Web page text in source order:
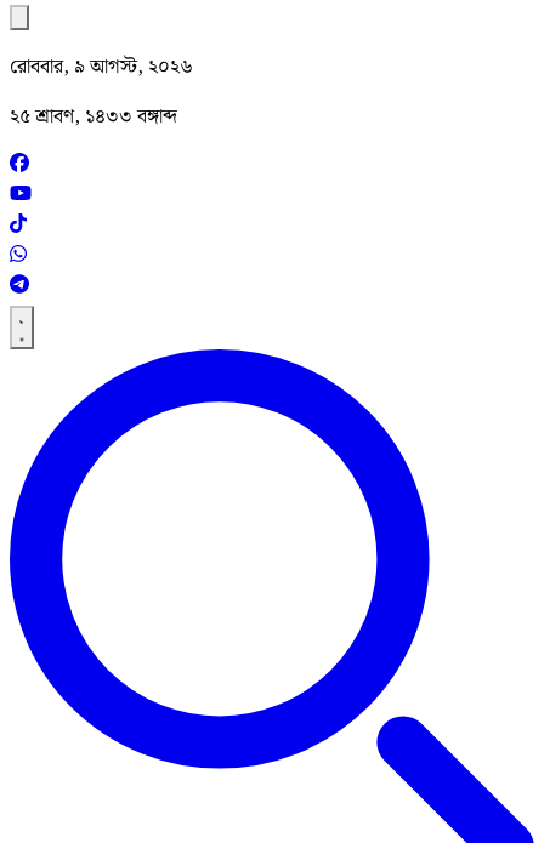
রোববার, ৯ আগস্ট, ২০২৬
২৫ শ্রাবণ, ১৪৩৩ বঙ্গাব্দ